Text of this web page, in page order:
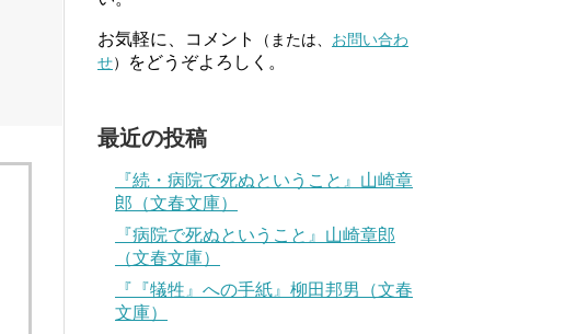
お気軽に、コメント （または、 お問い合わ
せ） をどうぞよろしく。
最近の投稿
『続・病院で死ぬということ』山崎章
郎（文春文庫）
『病院で死ぬということ』山崎章郎
（文春文庫）
『『犠牲』への手紙』柳田邦男（文春
文庫）